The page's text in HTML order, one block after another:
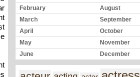
February
March
April
May
June
August
September
October
November
December